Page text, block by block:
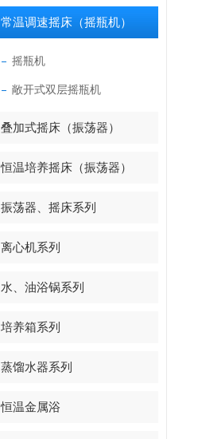
常温调速摇床（摇瓶机）
摇瓶机
敞开式双层摇瓶机
叠加式摇床（振荡器）
恒温培养摇床（振荡器）
振荡器、摇床系列
离心机系列
水、油浴锅系列
培养箱系列
蒸馏水器系列
恒温金属浴